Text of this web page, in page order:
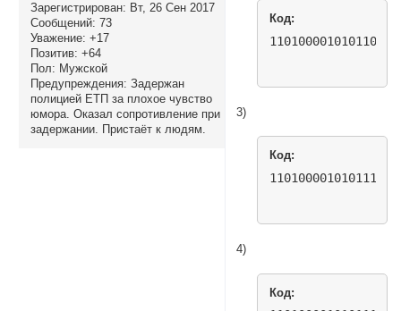
Зарегистрирован: Вт, 26 Сен 2017
Сообщений: 73
Уважение: +17
Позитив: +64
Пол: Мужской
Предупреждения: Задержан
полицией ЕТП за плохое чувство
юмора. Оказал сопротивление при
задержании. Пристаёт к людям.
Код:
3)
Код:
4)
Код: